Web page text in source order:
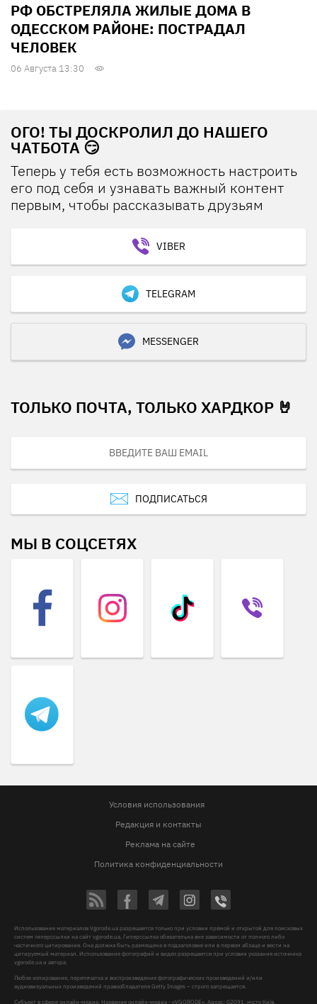
РФ ОБСТРЕЛЯЛА ЖИЛЫЕ ДОМА В
ОДЕССКОМ РАЙОНЕ: ПОСТРАДАЛ
ЧЕЛОВЕК
06 Августа 13:30
ОГО! ТЫ ДОСКРОЛИЛ ДО НАШЕГО
ЧАТБОТА 😏
Теперь у тебя есть возможность настроить
его под себя и узнавать важный контент
первым, чтобы рассказывать друзьям
VIBER
TELEGRAM
MESSENGER
ТОЛЬКО ПОЧТА, ТОЛЬКО ХАРДКОР 🤘
ПОДПИСАТЬСЯ
МЫ В СОЦСЕТЯХ
Условия использования
Редакция и контакты
Реклама на сайте
Политика конфиденциальности
Использование материалов Vgorode.ua разрешается только при условии прямой и открытой для поисковых
систем гиперссылки на сайт vgorode.ua. Гиперссылка обязательна вне зависимости от полного либо
частичного цитирования. Она должна быть размещена в подзаголовке или в первом абзаце и вести на
цитируемый материал. Использование фотографий и видео разрешается при условии указания источника
vgorode.ua и автора.
Любое копирование, перепечатка и воспроизведение фотографических произведений и/или
аудиовизуальных произведений правообладателя Getty Images – строго запрещается.
Субъект в сфере онлайн-медиа, Название онлайн-медиа - «VGORODE», Адрес: 02091, місто Київ,